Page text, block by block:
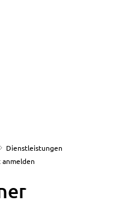
Dienstleistungen